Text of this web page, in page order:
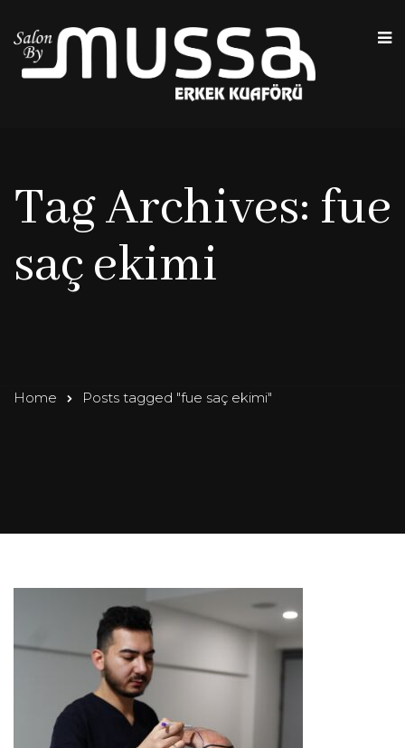
Tag Archives: fue
saç ekimi
Home Posts tagged "fue saç ekimi"